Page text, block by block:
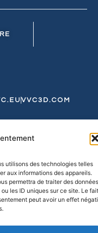
utilisons des technologies telles
aux informations des appareils.
permettra de traiter des données
les ID uniques sur ce site. Le fait
peut avoir un effet
VVC3D.COM
Expédition et Livraison
Reserved